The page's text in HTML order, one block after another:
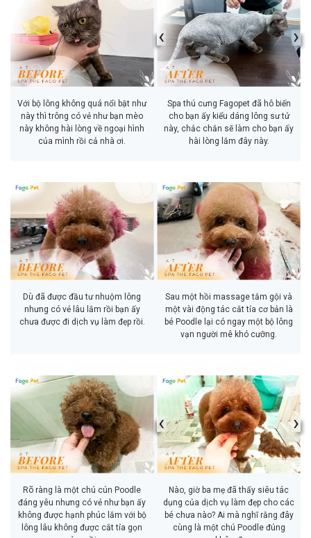
Với bộ lông không quá nổi bật như
này thì trông có vẻ như bạn mèo
này không hài lòng về ngoại hình
của mình rồi cả nhà ơi.
‹ ›
Spa thú cưng Fagopet đã hô biến
cho bạn ấy kiểu dáng lông sư tử
này, chắc chắn sẽ làm cho bạn ấy
hài lòng lắm đây này.
Dù đã được đầu tư nhuộm lông
nhưng có vẻ lâu lắm rồi bạn ấy
chưa được đi dịch vụ làm đẹp rồi.
Sau một hồi massage tắm gội và
một vài động tác cắt tỉa cơ bản là
bé Poodle lại có ngay một bộ lông
vạn người mê khó cưỡng.
Rõ ràng là một chú cún Poodle
đáng yêu nhưng có vẻ như bạn ấy
không được hạnh phúc lắm với bộ
lông lâu không được cắt tỉa gọn
‹ ›
Nào, giờ ba mẹ đã thấy siêu tác
dụng của dịch vụ làm đẹp cho các
bé chưa nào? Ai mà nghĩ rằng đây
cùng là một chú Poodle đúng